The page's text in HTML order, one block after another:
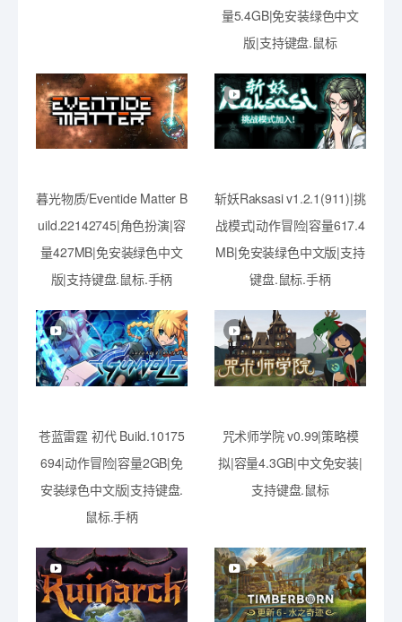
量5.4GB|免安装绿色中文
版|支持键盘.鼠标
暮光物质/Eventide Matter B
uild.22142745|角色扮演|容
量427MB|免安装绿色中文
版|支持键盘.鼠标.手柄
斩妖Raksasi v1.2.1(911)|挑
战模式|动作冒险|容量617.4
MB|免安装绿色中文版|支持
键盘.鼠标.手柄
苍蓝雷霆 初代 Build.10175
694|动作冒险|容量2GB|免
安装绿色中文版|支持键盘.
鼠标.手柄
咒术师学院 v0.99|策略模
拟|容量4.3GB|中文免安装|
支持键盘.鼠标